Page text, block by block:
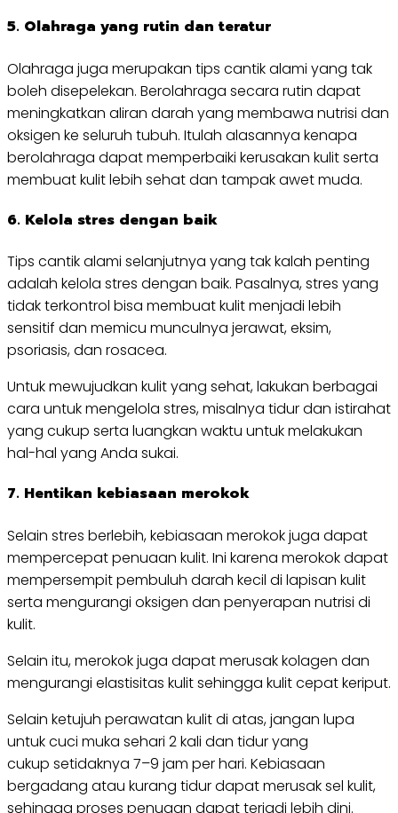
5. Olahraga yang rutin dan teratur
Olahraga juga merupakan tips cantik alami yang tak
boleh disepelekan. Berolahraga secara rutin dapat
meningkatkan aliran darah yang membawa nutrisi dan
oksigen ke seluruh tubuh. Itulah alasannya kenapa
berolahraga dapat memperbaiki kerusakan kulit serta
membuat kulit lebih sehat dan tampak awet muda.
6. Kelola stres dengan baik
Tips cantik alami selanjutnya yang tak kalah penting
adalah kelola stres dengan baik. Pasalnya, stres yang
tidak terkontrol bisa membuat kulit menjadi lebih
sensitif dan memicu munculnya jerawat, eksim,
psoriasis, dan rosacea.
Untuk mewujudkan kulit yang sehat, lakukan berbagai
cara untuk mengelola stres, misalnya tidur dan istirahat
yang cukup serta luangkan waktu untuk melakukan
hal-hal yang Anda sukai.
7. Hentikan kebiasaan merokok
Selain stres berlebih, kebiasaan merokok juga dapat
mempercepat penuaan kulit. Ini karena merokok dapat
mempersempit pembuluh darah kecil di lapisan kulit
serta mengurangi oksigen dan penyerapan nutrisi di
kulit.
Selain itu, merokok juga dapat merusak kolagen dan
mengurangi elastisitas kulit sehingga kulit cepat keriput.
Selain ketujuh perawatan kulit di atas, jangan lupa
untuk cuci muka sehari 2 kali dan tidur yang
cukup setidaknya 7–9 jam per hari. Kebiasaan
bergadang atau kurang tidur dapat merusak sel kulit,
sehingga proses penuaan dapat terjadi lebih dini.